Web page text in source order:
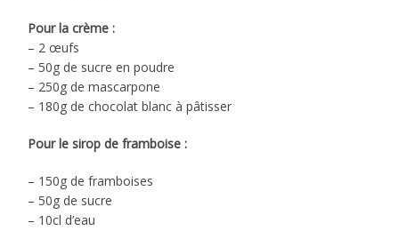
Pour la crème :
– 2 œufs
– 50g de sucre en poudre
– 250g de mascarpone
– 180g de chocolat blanc à pâtisser
Pour le sirop de framboise :
– 150g de framboises
– 50g de sucre
– 10cl d’eau